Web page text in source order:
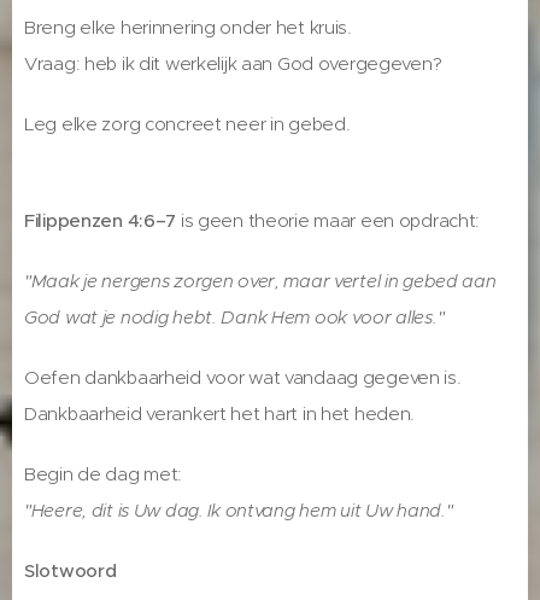
Breng elke herinnering onder het kruis.
Vraag: heb ik dit werkelijk aan God overgegeven?
Leg elke zorg concreet neer in gebed.
Filippenzen 4:6–7 is geen theorie maar een opdracht:
"Maak je nergens zorgen over, maar vertel in gebed aan
God wat je nodig hebt. Dank Hem ook voor alles."
Oefen dankbaarheid voor wat vandaag gegeven is.
Dankbaarheid verankert het hart in het heden.
Begin de dag met:
"Heere, dit is Uw dag. Ik ontvang hem uit Uw hand."
Slotwoord